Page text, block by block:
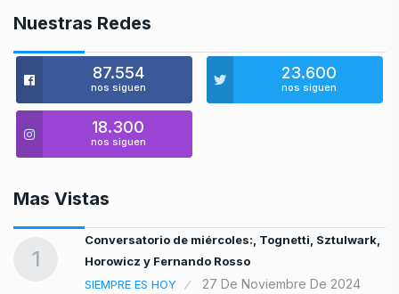
Nuestras Redes
87.554
nos siguen
23.600
nos siguen
18.300
nos siguen
Mas Vistas
1
Conversatorio de miércoles:, Tognetti, Sztulwark,
Horowicz y Fernando Rosso
SIEMPRE ES HOY
27 De Noviembre De 2024